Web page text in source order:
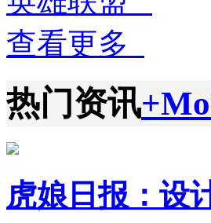
查看更多
热门资讯
虎娘日报：设